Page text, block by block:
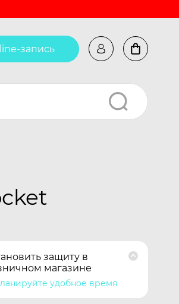
запись
защиту в
магазине
удобное время